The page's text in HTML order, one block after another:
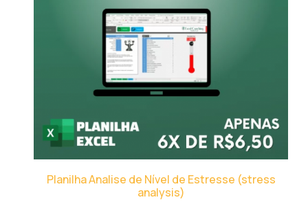
Planilha Analise de Nível de Estresse (stress
analysis)